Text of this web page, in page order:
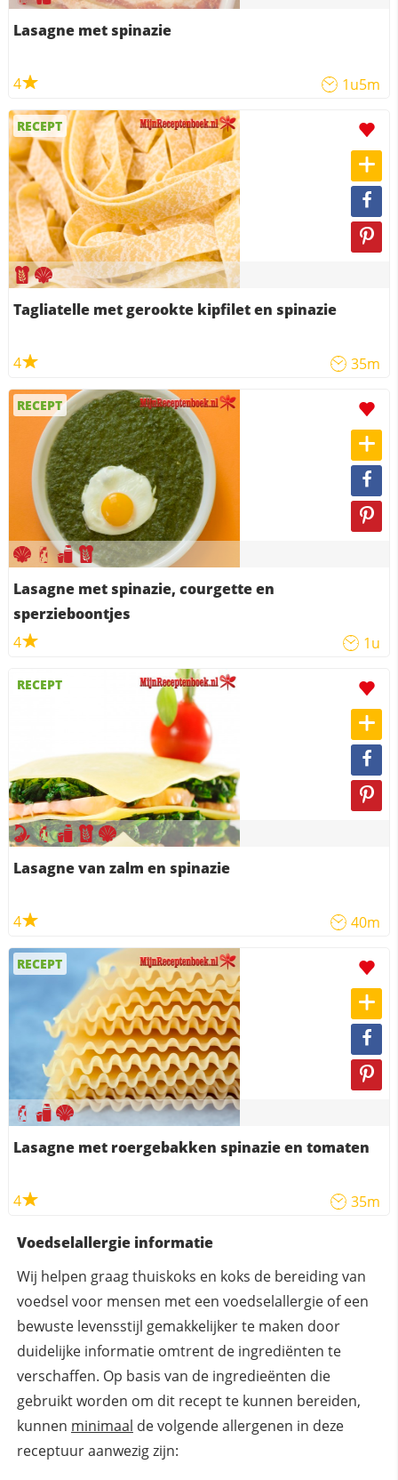
Lasagne met spinazie
4 1u5m
RECEPT
Tagliatelle met gerookte kipfilet en spinazie
4 35m
RECEPT
Lasagne met spinazie, courgette en
sperzieboontjes
4
1u
RECEPT
Lasagne van zalm en spinazie
4 40m
RECEPT
Lasagne met roergebakken spinazie en tomaten
4 35m
Voedselallergie informatie
Wij helpen graag thuiskoks en koks de bereiding van
voedsel voor mensen met een voedselallergie of een
bewuste levensstijl gemakkelijker te maken door
duidelijke informatie omtrent de ingrediënten te
verschaffen. Op basis van de ingredieënten die
gebruikt worden om dit recept te kunnen bereiden,
kunnen minimaal de volgende allergenen in deze
receptuur aanwezig zijn: